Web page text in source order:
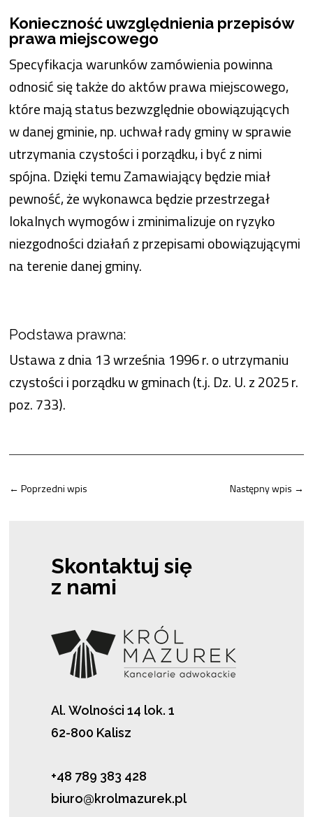
Konieczność uwzględnienia przepisów
prawa miejscowego
Specyfikacja warunków zamówienia powinna
odnosić się także do aktów prawa miejscowego,
które mają status bezwzględnie obowiązujących
w danej gminie, np. uchwał rady gminy w sprawie
utrzymania czystości i porządku, i być z nimi
spójna. Dzięki temu Zamawiający będzie miał
pewność, że wykonawca będzie przestrzegał
lokalnych wymogów i zminimalizuje on ryzyko
niezgodności działań z przepisami obowiązującymi
na terenie danej gminy.
Podstawa prawna:
Ustawa z dnia 13 września 1996 r. o utrzymaniu
czystości i porządku w gminach (t.j. Dz. U. z 2025 r.
poz. 733).
←Poprzedni wpis Następny wpis →
Skontaktuj się
z nami
Al. Wolności 14 lok. 1
62-800 Kalisz
+48 789 383 428
biuro@krolmazurek.pl